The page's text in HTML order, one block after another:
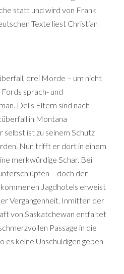
statt und wird von Frank
Texte liest Christian
drei Morde – um nicht
sprach- und
Dells Eltern sind nach
in Montana
ist zu seinem Schutz
Nun trifft er dort in einem
merkwürdige Schar. Bei
– doch der
Jagdhotels erweist
Vergangenheit. Inmitten der
von Saskatchewan entfaltet
Passage in die
es keine Unschuldigen geben